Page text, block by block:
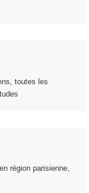
toutes les
en région parisienne,